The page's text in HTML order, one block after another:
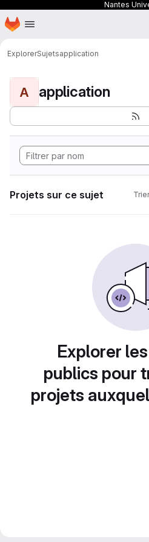
Nantes
Passer au contenu principal
Page d'accueil
ExplorerSujetsapplication
A application
Projets sur ce sujet
Explorer
publics pour
projets